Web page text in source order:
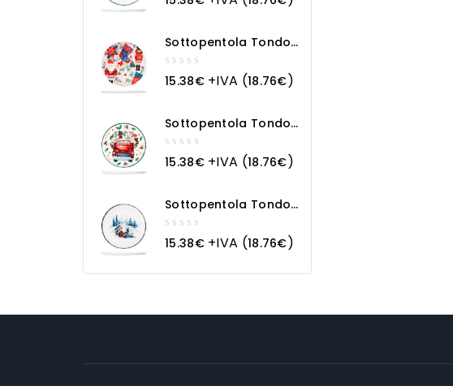
out
Sottopentola Tondo
In Ceramica Magia
Natalizia
out
15.38€+IVA (18.76€)
Sottopentola Tondo
In Ceramica Macchina
Natalizia
out
15.38€+IVA (18.76€)
Sottopentola Tondo
In Ceramica
Paesaggio Innevato
out
15.38€+IVA (18.76€)